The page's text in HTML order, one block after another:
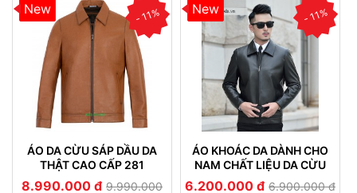
New - 11%
ÁO DA CỪU SÁP DẦU DA
THẬT CAO CẤP 281
8.990.000 đ 9.990.000
New - 11%
ÁO KHOÁC DA DÀNH CHO
NAM CHẤT LIỆU DA CỪU
NHUNG CAO CẤP BỀN ĐẸP
6.200.000 đ 6.900.000 đ